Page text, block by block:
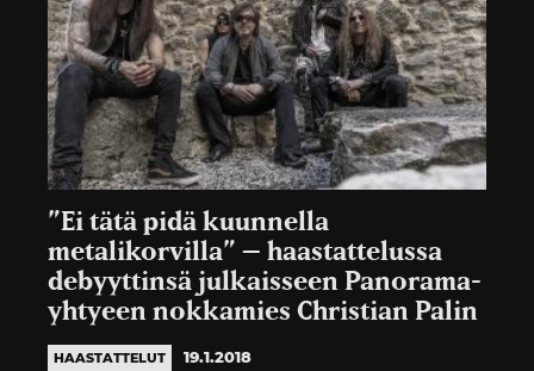
”Ei tätä pidä kuunnella
metalikorvilla” – haastattelussa
debyyttinsä julkaisseen Panorama-
yhtyeen nokkamies Christian Palin
HAASTATTELUT 19.1.2018